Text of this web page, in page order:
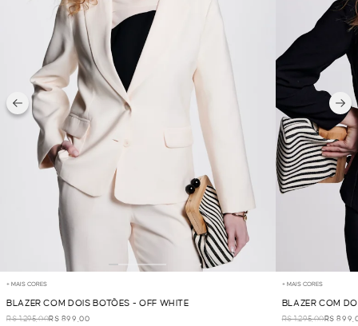
+ MAIS CORES
BLAZER COM DOIS BOTÕES - OFF WHITE
R$ 1.295,00R$ 899,00
+ MAIS CORES
BLAZER COM
R$ 1.295,00R$